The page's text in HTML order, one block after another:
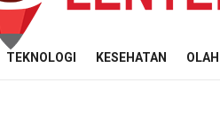
TEKNOLOGI KESEHATAN